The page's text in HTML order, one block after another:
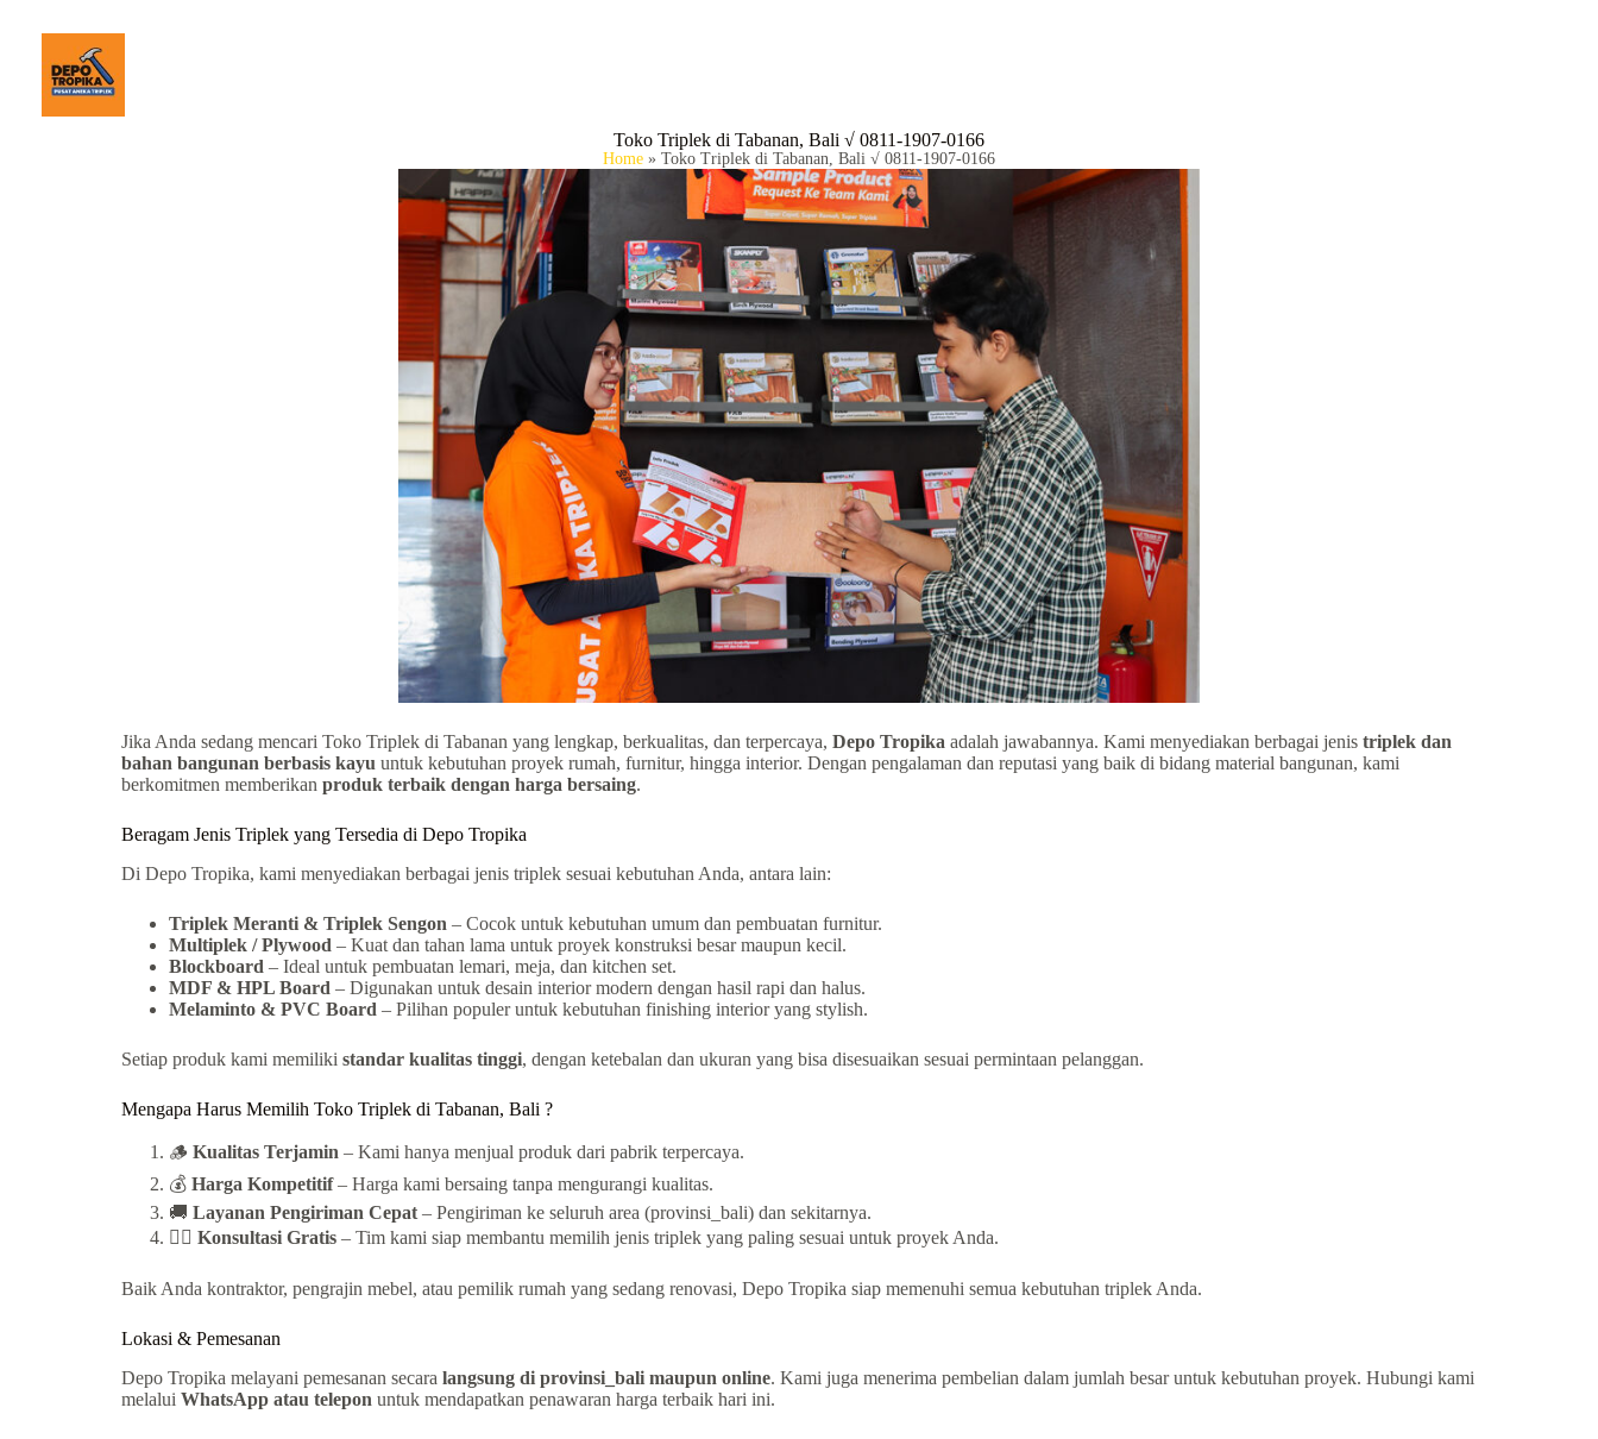
Toko Triplek di Tabanan, Bali √ 0811-1907-0166
Home » Toko Triplek di Tabanan, Bali √ 0811-1907-0166
Jika Anda sedang mencari Toko Triplek di Tabanan yang lengkap, berkualitas, dan terpercaya, Depo Tropika adalah jawabannya. Kami menyediakan berbagai jenis triplek dan
bahan bangunan berbasis kayu untuk kebutuhan proyek rumah, furnitur, hingga interior. Dengan pengalaman dan reputasi yang baik di bidang material bangunan, kami
berkomitmen memberikan produk terbaik dengan harga bersaing.
Beragam Jenis Triplek yang Tersedia di Depo Tropika
Di Depo Tropika, kami menyediakan berbagai jenis triplek sesuai kebutuhan Anda, antara lain:
Triplek Meranti & Triplek Sengon – Cocok untuk kebutuhan umum dan pembuatan furnitur.
Multiplek / Plywood – Kuat dan tahan lama untuk proyek konstruksi besar maupun kecil.
Blockboard – Ideal untuk pembuatan lemari, meja, dan kitchen set.
MDF & HPL Board – Digunakan untuk desain interior modern dengan hasil rapi dan halus.
Melaminto & PVC Board – Pilihan populer untuk kebutuhan finishing interior yang stylish.
Setiap produk kami memiliki standar kualitas tinggi, dengan ketebalan dan ukuran yang bisa disesuaikan sesuai permintaan pelanggan.
Mengapa Harus Memilih Toko Triplek di Tabanan, Bali ?
🪵 Kualitas Terjamin – Kami hanya menjual produk dari pabrik terpercaya.
💰 Harga Kompetitif– Harga kami bersaing tanpa mengurangi kualitas.
🚚 Layanan Pengiriman Cepat – Pengiriman ke seluruh area (provinsi_bali) dan sekitarnya.
👷‍♂️ Konsultasi Gratis – Tim kami siap membantu memilih jenis triplek yang paling sesuai untuk proyek Anda.
Baik Anda kontraktor, pengrajin mebel, atau pemilik rumah yang sedang renovasi, Depo Tropika siap memenuhi semua kebutuhan triplek Anda.
Lokasi & Pemesanan
Depo Tropika melayani pemesanan secara langsung di provinsi_bali maupun online. Kami juga menerima pembelian dalam jumlah besar untuk kebutuhan proyek. Hubungi kami
melalui WhatsApp atau telepon untuk mendapatkan penawaran harga terbaik hari ini.